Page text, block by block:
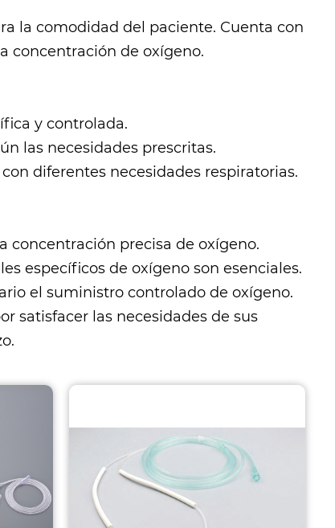
la comodidad del paciente. Cuenta con
concentración de oxígeno.
y controlada.
las necesidades prescritas.
diferentes necesidades respiratorias.
concentración precisa de oxígeno.
específicos de oxígeno son esenciales.
el suministro controlado de oxígeno.
satisfacer las necesidades de sus